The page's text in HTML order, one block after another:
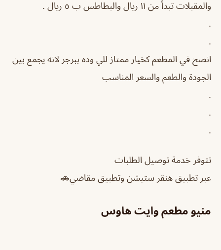
والمقبلات تبدأ من ١١ ريال والبطاطس ب ٥ ريال .
.
.
انصح في المطعم كخيار ممتاز للي وده ببرجر لانه يجمع بين
الجودة والطعم والسعر المناسب
.
.
.
تتوفر خدمة توصيل الطلبات
عبر تطبيق هنقر ستيشن وتطبيق مقاضي🚗
منيو مطعم وايت هاوس